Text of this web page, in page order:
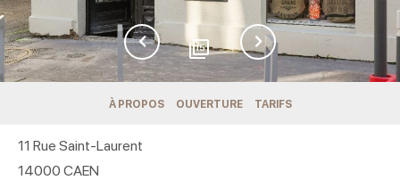
15
À PROPOS OUVERTURE TARIFS
11 Rue Saint-Laurent
14000 CAEN